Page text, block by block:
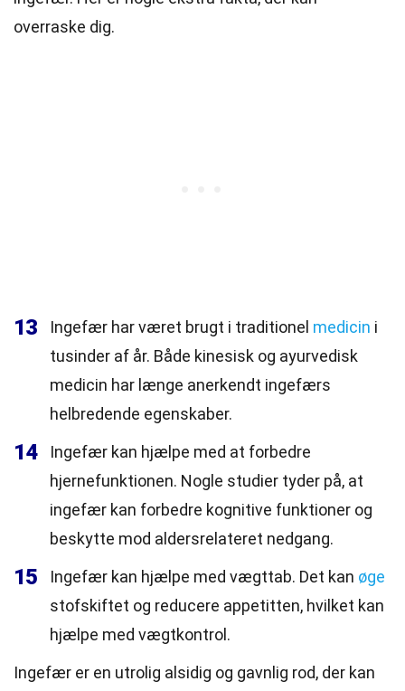
overraske dig.
13 Ingefær har været brugt i traditionel medicin i
tusinder af år. Både kinesisk og ayurvedisk
medicin har længe anerkendt ingefærs
helbredende egenskaber.
14
Ingefær kan hjælpe med at forbedre
hjernefunktionen. Nogle studier tyder på, at
ingefær kan forbedre kognitive funktioner og
beskytte mod aldersrelateret nedgang.
15 Ingefær kan hjælpe med vægttab. Det kan øge
stofskiftet og reducere appetitten, hvilket kan
hjælpe med vægtkontrol.
Ingefær er en utrolig alsidig og gavnlig rod, der kan